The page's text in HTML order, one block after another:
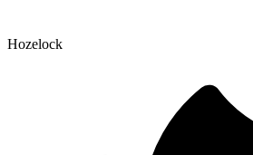
Hozelock